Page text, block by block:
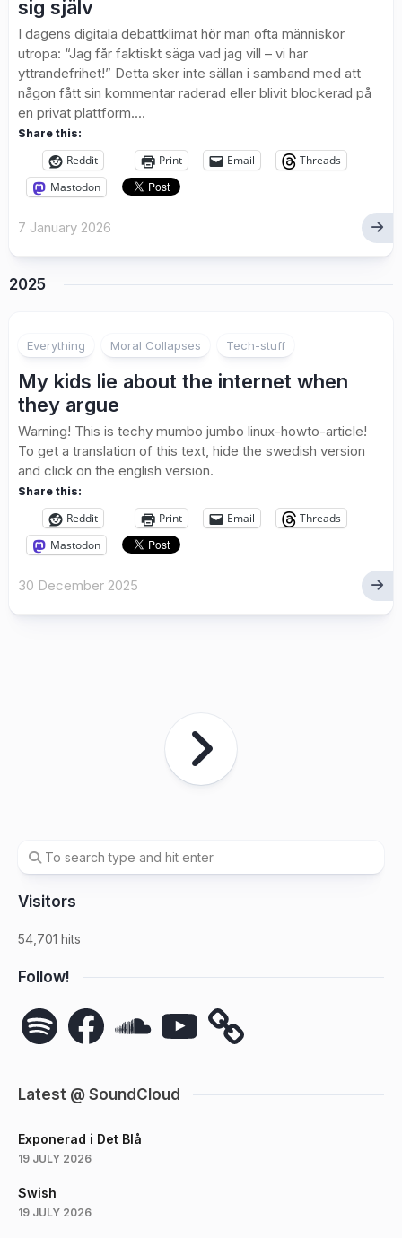
sig själv
I dagens digitala debattklimat hör man ofta människor
utropa: “Jag får faktiskt säga vad jag vill – vi har
yttrandefrihet!” Detta sker inte sällan i samband med att
någon fått sin kommentar raderad eller blivit blockerad på
en privat plattform....
Share this:
Reddit Print Email
Threads
Mastodon
7 January 2026
2025
Everything Moral Collapses Tech-stuff
My kids lie about the internet when
they argue
Warning! This is techy mumbo jumbo linux-howto-article!
To get a translation of this text, hide the swedish version
and click on the english version.
Share this:
Reddit Print Email
Threads
Mastodon
30 December 2025
Visitors
54,701 hits
Follow!
Spotify FacebookSoundCloudYouTube
Latest @ SoundCloud
Exponerad i Det Blå
19 JULY 2026
Swish
19 JULY 2026